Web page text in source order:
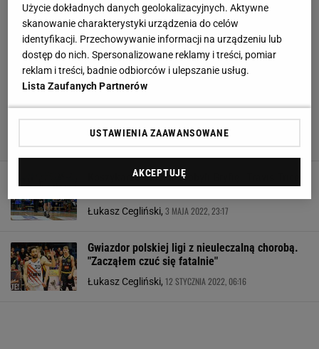
Koszykarze Śląska zdobyli Gryfię. Travis Trice
znów tańczył z rywalami
Łukasz Cegliński, 3 MAJA 2022, 23:17
Gwiazdor polskiej ligi z nieuleczalną chorobą.
"Zacząłem czuć się fatalnie"
Łukasz Cegliński, 12 STYCZNIA 2022, 06:16
Użycie dokładnych danych geolokalizacyjnych. Aktywne
skanowanie charakterystyki urządzenia do celów
identyfikacji. Przechowywanie informacji na urządzeniu lub
dostęp do nich. Spersonalizowane reklamy i treści, pomiar
reklam i treści, badnie odbiorców i ulepszanie usług.
Lista Zaufanych Partnerów
USTAWIENIA ZAAWANSOWANE
AKCEPTUJĘ